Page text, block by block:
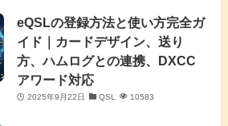
eQSLの登録方法と使い方完全ガ
イド｜カードデザイン、送り
方、ハムログとの連携、DXCC
アワード対応
2025年9月22日 QSL 10583